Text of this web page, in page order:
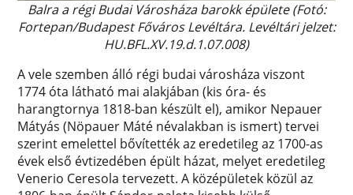
Balra a régi Budai Városháza barokk épülete (Fotó:
Fortepan/Budapest Főváros Levéltára. Levéltári jelzet:
HU.BFL.XV.19.d.1.07.008)
A vele szemben álló régi budai városháza viszont
1774 óta látható mai alakjában (kis óra- és
harangtornya 1818-ban készült el), amikor Nepauer
Mátyás (Nöpauer Máté névalakban is ismert) tervei
szerint emelettel bővítették az eredetileg az 1700-as
évek első évtizedében épült házat, melyet eredetileg
Venerio Ceresola tervezett. A középületek közül az